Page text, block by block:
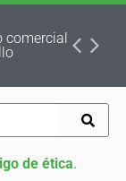
comercial
de ética.